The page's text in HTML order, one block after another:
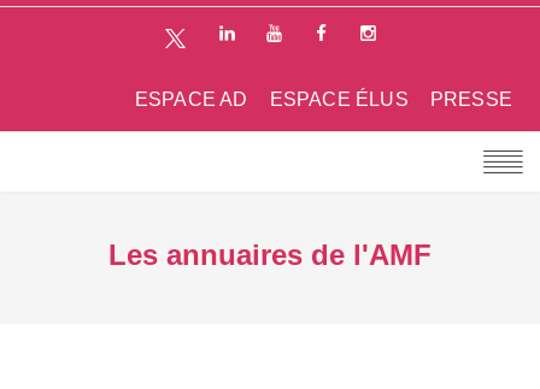
PRESSE
ESPACE ÉLUS
ESPACE AD
Les annuaires de l'AMF